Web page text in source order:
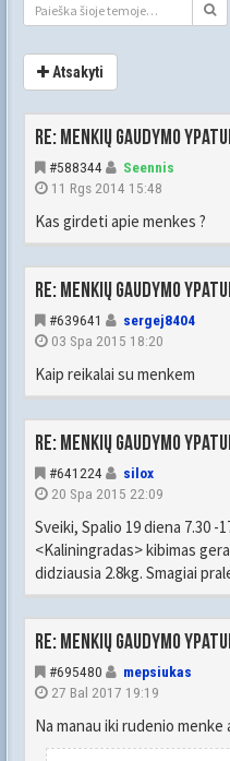
Atsakyti
Re: Menkių gaudymo
#588344
Seennis
11 Rgs 2014 15:48
Kas girdeti apie menkes ?
Re: Menkių gaudymo
#639641
sergej8404
03 Spa 2015 18:20
Kaip reikalai su menkem
Re: Menkių gaudymo
#641224
silox
20 Spa 2015 22:09
Sveiki, Spalio 19 diena 7.30
<Kaliningradas> kibimas
didziausia 2.8kg. Smagiai
Re: Menkių gaudymo
#695480
mepsiukas
27 Bal 2017 19:19
Na manau iki rudenio menke